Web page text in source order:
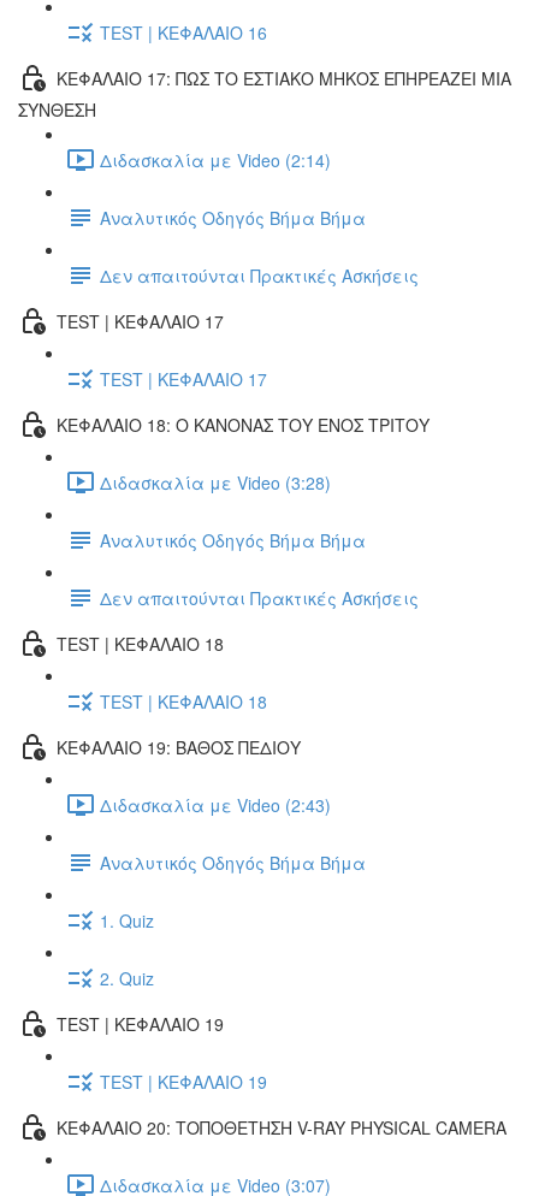
TEST | ΚΕΦΑΛΑΙΟ 16
ΚΕΦΑΛΑΙΟ 17: ΠΩΣ ΤΟ ΕΣΤΙΑΚΟ ΜΗΚΟΣ ΕΠΗΡΕΑΖΕΙ ΜΙΑ
ΣΥΝΘΕΣΗ
Διδασκαλία με Video (2:14)
Αναλυτικός Οδηγός Βήμα Βήμα
Δεν απαιτούνται Πρακτικές Ασκήσεις
TEST | ΚΕΦΑΛΑΙΟ 17
TEST | ΚΕΦΑΛΑΙΟ 17
ΚΕΦΑΛΑΙΟ 18: Ο ΚΑΝΟΝΑΣ ΤΟΥ ΕΝΟΣ ΤΡΙΤΟΥ
Διδασκαλία με Video (3:28)
Αναλυτικός Οδηγός Βήμα Βήμα
Δεν απαιτούνται Πρακτικές Ασκήσεις
TEST | ΚΕΦΑΛΑΙΟ 18
TEST | ΚΕΦΑΛΑΙΟ 18
ΚΕΦΑΛΑΙΟ 19: ΒΑΘΟΣ ΠΕΔΙΟΥ
Διδασκαλία με Video (2:43)
Αναλυτικός Οδηγός Βήμα Βήμα
1. Quiz
2. Quiz
TEST | ΚΕΦΑΛΑΙΟ 19
TEST | ΚΕΦΑΛΑΙΟ 19
ΚΕΦΑΛΑΙΟ 20: ΤΟΠΟΘΕΤΗΣΗ V-RAY PHYSICAL CAMERA
Διδασκαλία με Video (3:07)